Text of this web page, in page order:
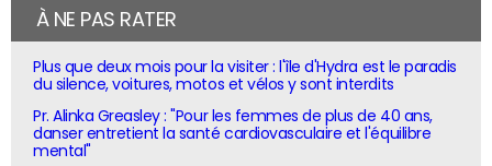
À NE PAS RATER
Plus que deux mois pour la visiter : l'île d'Hydra est le paradis
du silence, voitures, motos et vélos y sont interdits
Pr. Alinka Greasley : "Pour les femmes de plus de 40 ans,
danser entretient la santé cardiovasculaire et l'équilibre
mental"